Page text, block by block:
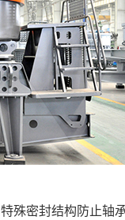
殊密封结构防止轴